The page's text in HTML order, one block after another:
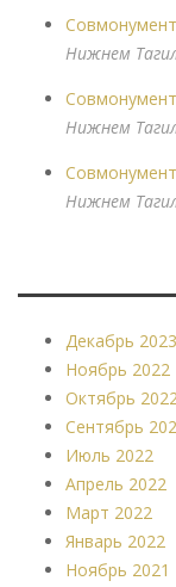
Совмонумент
Нижнем
Совмонумент
Нижнем
Совмонумент
Нижнем
Декабрь 2023
Ноябрь 2022
Октябрь
Сентябрь
Июль 2022
Апрель 2022
Март 2022
Январь 2022
Ноябрь 2021